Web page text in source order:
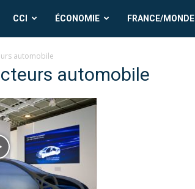
CCI
News
CCI ÉCONOMIE FRANCE/MONDE
automobile
automobile